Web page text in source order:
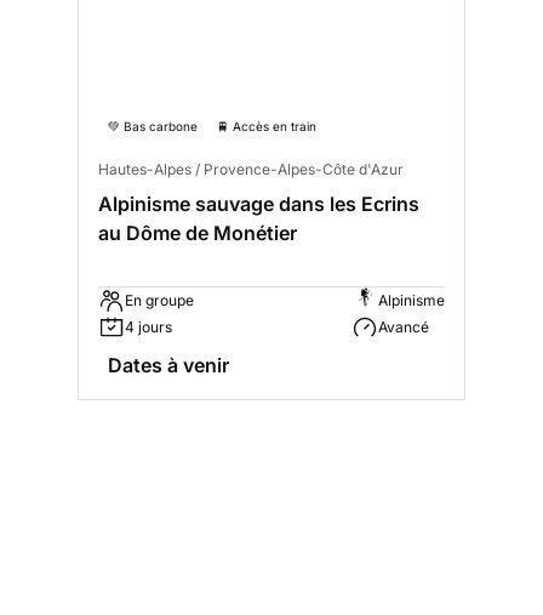
💚 Bas carbone 🚆 Accès en train
Hautes-Alpes / Provence-Alpes-Côte d'Azur
Alpinisme sauvage dans les Ecrins
au Dôme de Monétier
En groupe
4 jours
Alpinisme
Avancé
Dates à venir